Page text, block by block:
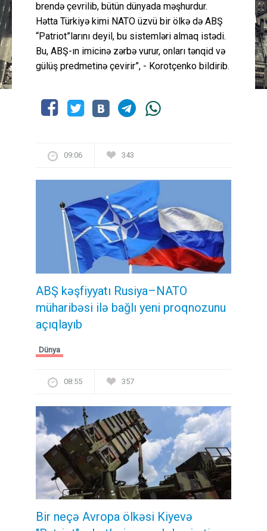
brendə çevrilib, bütün dünyada məşhurdur.
Hətta Türkiyə kimi NATO üzvü bir ölkə də ABŞ
“Patriot”larını deyil, bu sistemləri almaq istədi.
Bu, ABŞ-ın imicinə zərbə vurur, onları tənqid və
gülüş predmetinə çevirir”, - Korotçenko bildirib.
09:06 343
ABŞ kəşfiyyatı Rusiya–NATO
müharibəsi ilə bağlı yeni proqnozunu
açıqlayıb
Dünya
08:55 357
Bir neçə Avropa ölkəsi Kiyevə